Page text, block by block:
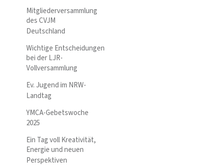
Mitgliederversammlung
des CVJM
Deutschland
Wichtige Entscheidungen
bei der LJR-
Vollversammlung
Ev. Jugend im NRW-
Landtag
YMCA-Gebetswoche
2025
Ein Tag voll Kreativität,
Energie und neuen
Perspektiven